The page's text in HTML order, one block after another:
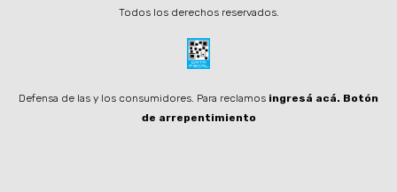
Todos los derechos reservados.
Defensa de las y los consumidores. Para reclamos ingresá acá. Botón
de arrepentimiento